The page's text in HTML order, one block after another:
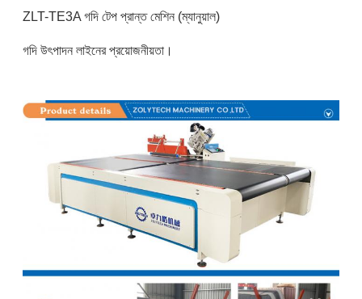
ZLT-TE3A গদি টেপ প্রান্ত মেশিন (ম্যানুয়াল)
গদি উৎপাদন লাইনের প্রয়োজনীয়তা।